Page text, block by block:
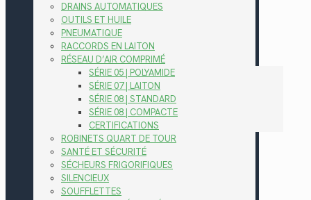
DRAINS AUTOMATIQUES
OUTILS ET HUILE
PNEUMATIQUE
RACCORDS EN LAITON
RÉSEAU D’AIR COMPRIMÉ
SÉRIE 05 | POLYAMIDE
SÉRIE 07 | LAITON
SÉRIE 08 | STANDARD
SÉRIE 08 | COMPACTE
CERTIFICATIONS
ROBINETS QUART DE TOUR
SANTÉ ET SÉCURITÉ
SÉCHEURS FRIGORIFIQUES
SILENCIEUX
SOUFFLETTES